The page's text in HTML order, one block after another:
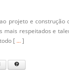
projeto e construção
mais respeitados e
[ ...]